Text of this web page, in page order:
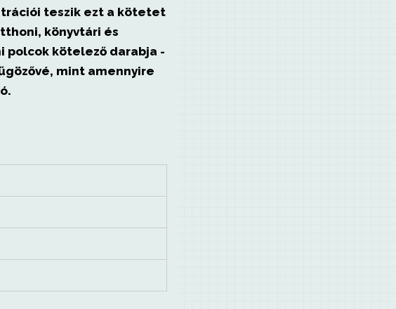
teszik ezt a kötetet
könyvtári és
polcok kötelező darabja -
mint amennyire